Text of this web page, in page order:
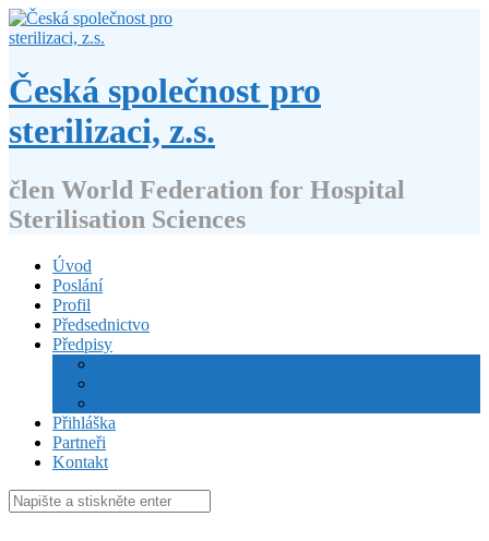
Přejít
k
webu
Česká společnost pro
sterilizaci, z.s.
člen World Federation for Hospital
Sterilisation Sciences
Úvod
Poslání
Profil
Předsednictvo
Předpisy
Přihláška
Partneři
Kontakt
Hledat: